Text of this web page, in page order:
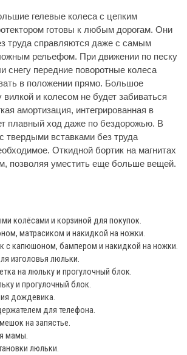
гелевые колеса с цепким
готовы к любым дорогам. Они
труда справляются даже с самым
рельефом. При движении по песку
снегу передние поворотные колеса
в положении прямо. Большое
и колесом не будет забиваться
амортизация, интегрированная в
плавный ход даже по бездорожью. В
твердыми вставками без труда
Откидной бортик на магнитах
позволяя уместить еще больше вещей.
колёсами и корзиной для покупок.
матрасиком и накидкой на ножки.
с капюшоном, бампером и накидкой на ножки.
изголовья люльки.
на люльку и прогулочный блок.
и прогулочный блок.
дождевика.
для телефона.
на запястье.
мамы.
люльки.